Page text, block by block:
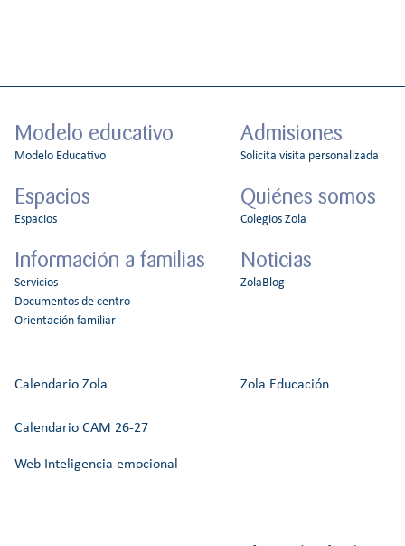
Modelo educativo
Modelo Educativo
Espacios
Espacios
Información a familias
Servicios
Documentos de centro
Orientación familiar
Admisiones
Solicita visita personalizada
Quiénes somos
Colegios Zola
Noticias
ZolaBlog
Calendario Zola
Calendario CAM 26-27
Web Inteligencia emocional
Zola Educación